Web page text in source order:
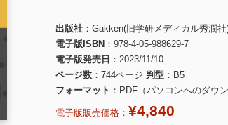
出版社
Gakken(旧学研メディカル秀潤社
電子版ISBN
978-4-05-988629-7
電子版発売日
2023/11/10
ページ数
744ページ 判型
B5
フォーマット
PDF（パソコンへのダウ
電子版販売価格： ¥4,840